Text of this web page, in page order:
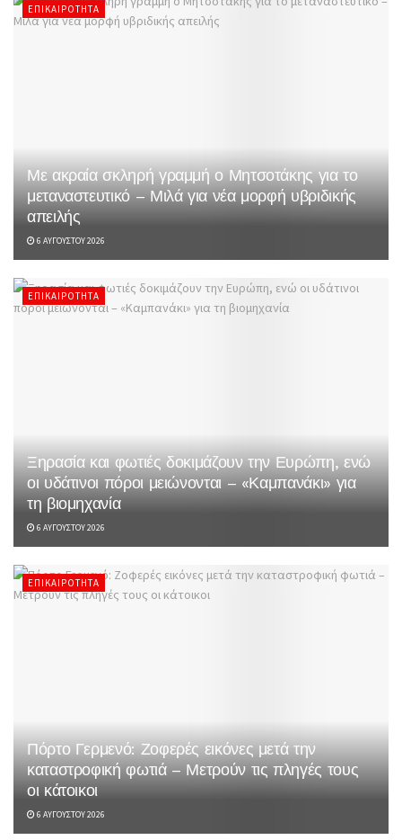
ΕΠΙΚΑΙΡΌΤΗΤΑ
Με ακραία σκληρή γραμμή ο Μητσοτάκης για το
μεταναστευτικό – Μιλά για νέα μορφή υβριδικής
απειλής
6 ΑΥΓΟΎΣΤΟΥ 2026
ΕΠΙΚΑΙΡΌΤΗΤΑ
Ξηρασία και φωτιές δοκιμάζουν την Ευρώπη, ενώ
οι υδάτινοι πόροι μειώνονται – «Καμπανάκι» για
τη βιομηχανία
6 ΑΥΓΟΎΣΤΟΥ 2026
ΕΠΙΚΑΙΡΌΤΗΤΑ
Πόρτο Γερμενό: Ζοφερές εικόνες μετά την
καταστροφική φωτιά – Μετρούν τις πληγές τους
οι κάτοικοι
6 ΑΥΓΟΎΣΤΟΥ 2026